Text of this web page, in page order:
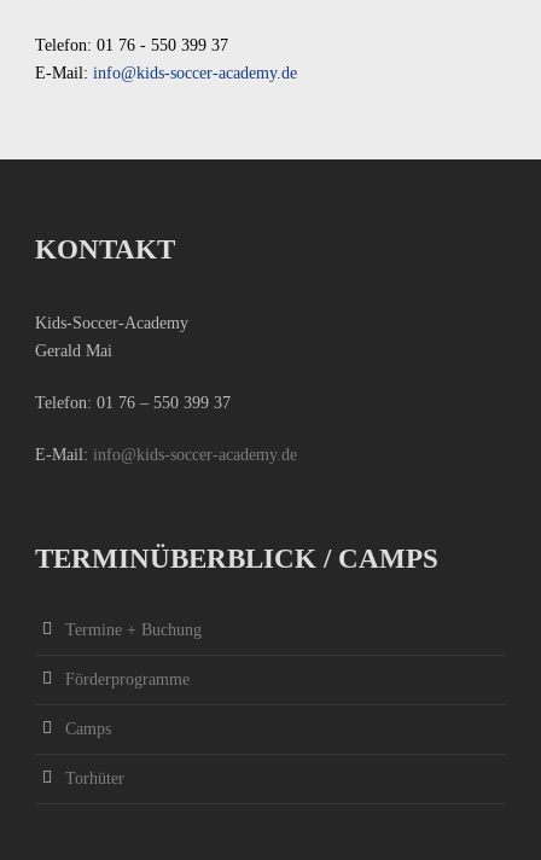
Telefon: 01 76 - 550 399 37
E-Mail: info@kids-soccer-academy.de
KONTAKT
Kids-Soccer-Academy
Gerald Mai
Telefon: 01 76 – 550 399 37
E-Mail: info@kids-soccer-academy.de
TERMINÜBERBLICK / CAMPS
Termine + Buchung
Förderprogramme
Camps
Torhüter